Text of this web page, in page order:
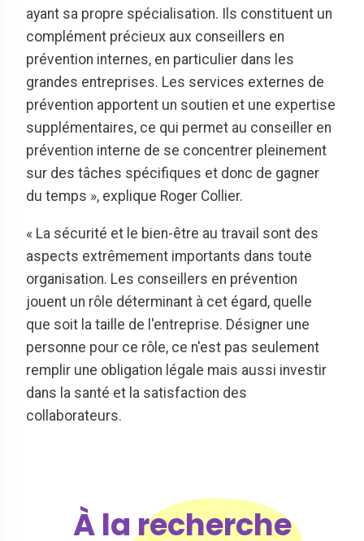
ayant sa propre spécialisation. Ils constituent un
complément précieux aux conseillers en
prévention internes, en particulier dans les
grandes entreprises. Les services externes de
prévention apportent un soutien et une expertise
supplémentaires, ce qui permet au conseiller en
prévention interne de se concentrer pleinement
sur des tâches spécifiques et donc de gagner
du temps », explique Roger Collier.
« La sécurité et le bien-être au travail sont des
aspects extrêmement importants dans toute
organisation. Les conseillers en prévention
jouent un rôle déterminant à cet égard, quelle
que soit la taille de l'entreprise. Désigner une
personne pour ce rôle, ce n'est pas seulement
remplir une obligation légale mais aussi investir
dans la santé et la satisfaction des
collaborateurs.
À la recherche